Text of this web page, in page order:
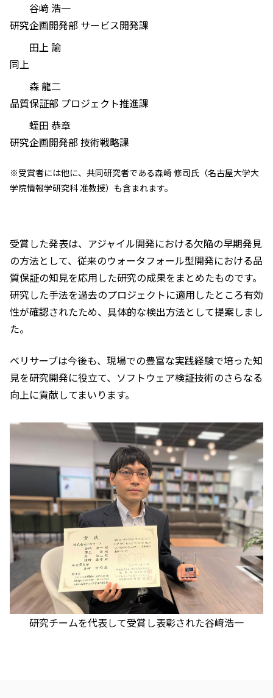
谷﨑 浩一
研究企画開発部 サービス開発課
田上 諭
同上
森 龍二
品質保証部 プロジェクト推進課
蛭田 恭章
研究企画開発部 技術戦略課
※受賞者には他に、共同研究者である森崎 修司氏（名古屋大学大
学院情報学研究科 准教授）も含まれます。
受賞した発表は、アジャイル開発における欠陥の早期発見
の方法として、従来のウォータフォール型開発における品
質保証の知見を応用した研究の成果をまとめたものです。
研究した手法を過去のプロジェクトに適用したところ有効
性が確認されたため、具体的な検出方法として提案しまし
た。
ベリサーブは今後も、現場での豊富な実践経験で培った知
見を研究開発に役立て、ソフトウェア検証技術のさらなる
向上に貢献してまいります。
研究チームを代表して受賞し表彰された谷﨑浩一